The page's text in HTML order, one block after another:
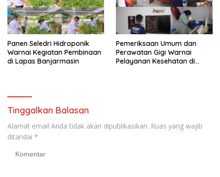
Panen Seledri Hidroponik
Warnai Kegiatan Pembinaan
di Lapas Banjarmasin
Pemeriksaan Umum dan
Perawatan Gigi Warnai
Pelayanan Kesehatan di
Tinggalkan Balasan
Alamat email Anda tidak akan dipublikasikan. Ruas yang wajib
ditandai *